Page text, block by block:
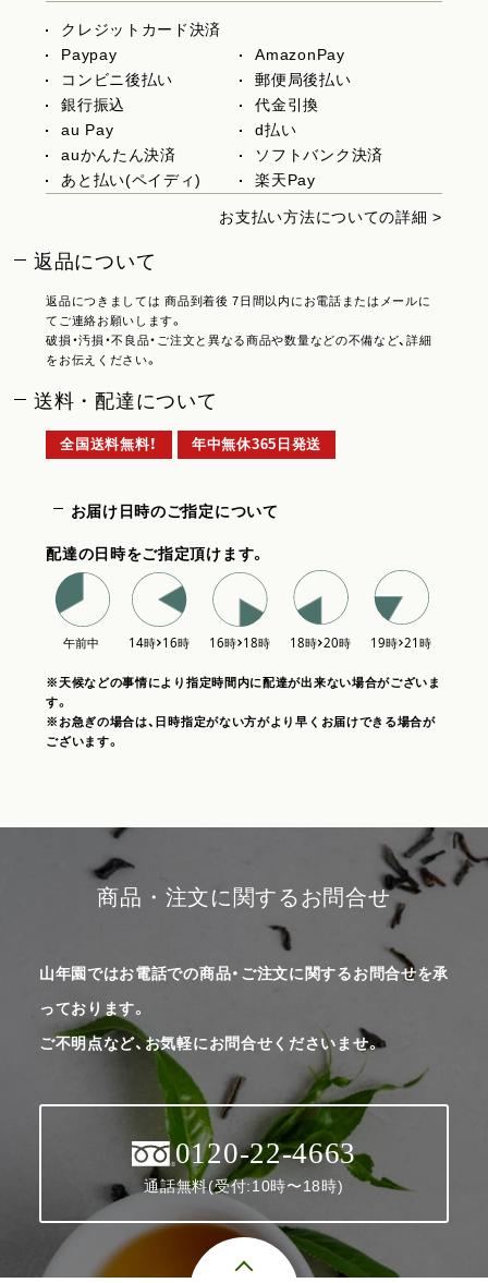
クレジットカード決済
Paypay
AmazonPay
コンビニ後払い
郵便局後払い
銀行振込
代金引換
au Pay
d払い
auかんたん決済
ソフトバンク決済
あと払い(ペイディ)
楽天Pay
お支払い方法についての詳細 >
返品について
返品につきましては 商品到着後 7日間以内にお電話またはメールに
てご連絡お願いします。
破損・汚損・不良品・ご注文と異なる商品や数量などの不備など、詳細
をお伝えください。
送料・配達について
全国送料無料！ 年中無休365日発送
お届け日時のご指定について
配達の日時をご指定頂けます。
※天候などの事情により指定時間内に配達が出来ない場合がございま
す。
※お急ぎの場合は、日時指定がない方がより早くお届けできる場合が
ございます。
商品・注文に関するお問合せ
山年園ではお電話での商品・ご注文に関するお問合せを承
っております。
ご不明点など、お気軽にお問合せくださいませ。
0120-22-4663
通話無料(受付:10時〜18時)